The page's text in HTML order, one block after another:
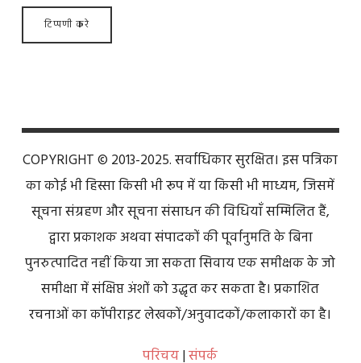
COPYRIGHT © 2013-2025. सर्वाधिकार सुरक्षित। इस पत्रिका
का कोई भी हिस्सा किसी भी रूप में या किसी भी माध्यम, जिसमें
सूचना संग्रहण और सूचना संसाधन की विधियाँ सम्मिलित हैं,
द्वारा प्रकाशक अथवा संपादकों की पूर्वानुमति के बिना
पुनरुत्पादित नहीं किया जा सकता सिवाय एक समीक्षक के जो
समीक्षा में संक्षिप्त अंशों को उद्धृत कर सकता है। प्रकाशित
रचनाओं का कॉपीराइट लेखकों/अनुवादकों/कलाकारों का है।
परिचय|संपर्क